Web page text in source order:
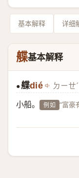
基本解释 详细
艓基本解释
●艓dié ㄉㄧㄝˊ
小船。 例如 “富豪